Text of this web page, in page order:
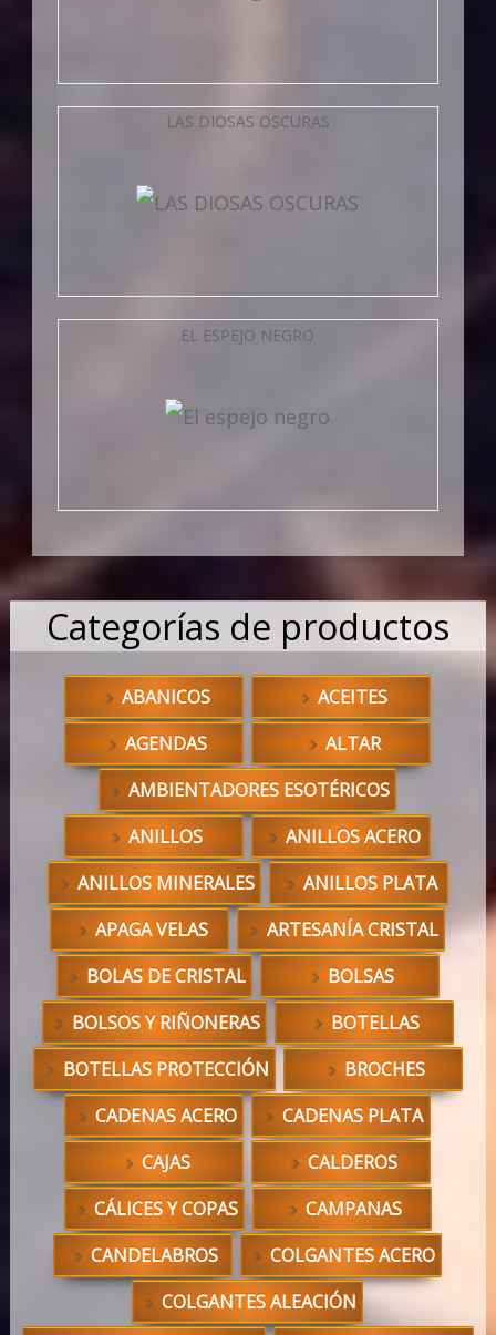
LAS DIOSAS OSCURAS
EL ESPEJO NEGRO
Categorías de productos
ABANICOS
ACEITES
AGENDAS
ALTAR
AMBIENTADORES ESOTÉRICOS
ANILLOS
ANILLOS ACERO
ANILLOS MINERALES
ANILLOS PLATA
APAGA VELAS
ARTESANÍA CRISTAL
BOLAS DE CRISTAL
BOLSAS
BOLSOS Y RIÑONERAS
BOTELLAS
BOTELLAS PROTECCIÓN
BROCHES
CADENAS ACERO
CADENAS PLATA
CAJAS
CALDEROS
CÁLICES Y COPAS
CAMPANAS
CANDELABROS
COLGANTES ACERO
COLGANTES ALEACIÓN